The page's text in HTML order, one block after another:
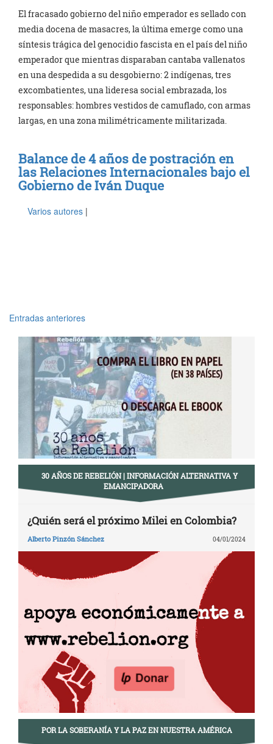
El fracasado gobierno del niño emperador es sellado con
media docena de masacres, la última emerge como una
síntesis trágica del genocidio fascista en el país del niño
emperador que mientras disparaban cantaba vallenatos
en una despedida a su desgobierno: 2 indígenas, tres
excombatientes, una lideresa social embrazada, los
responsables: hombres vestidos de camuflado, con armas
largas, en una zona milimétricamente militarizada.
Balance de 4 años de postración en
las Relaciones Internacionales bajo el
Gobierno de Iván Duque
Varios autores |
entradas
Entradas anteriores
30 AÑOS DE REBELIÓN | INFORMACIÓN ALTERNATIVA Y
EMANCIPADORA
¿Quién será el próximo Milei en Colombia?
Alberto Pinzón Sánchez 04/01/2024
POR LA SOBERANÍA Y LA PAZ EN NUESTRA AMÉRICA